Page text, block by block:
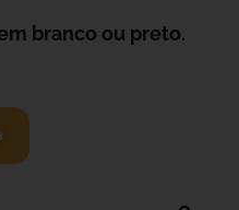
branco ou preto.